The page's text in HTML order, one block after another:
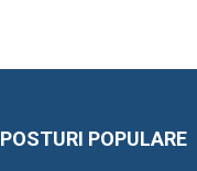
POSTURI POPULARE